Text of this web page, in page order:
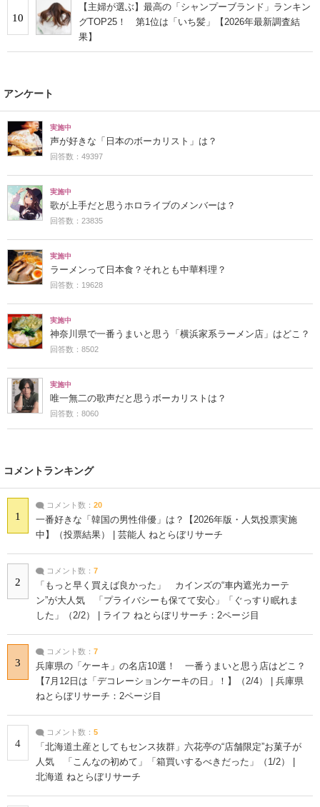
10
【主婦が選ぶ】最高の「シャンプーブランド」ランキン
グTOP25！ 第1位は「いち髪」【2026年最新調査結
果】
アンケート
実施中
声が好きな「日本のボーカリスト」は？
回答数：49397
実施中
歌が上手だと思うホロライブのメンバーは？
回答数：23835
実施中
ラーメンって日本食？それとも中華料理？
回答数：19628
実施中
神奈川県で一番うまいと思う「横浜家系ラーメン店」はどこ？
回答数：8502
実施中
唯一無二の歌声だと思うボーカリストは？
回答数：8060
コメントランキング
1
コメント数： 20
一番好きな「韓国の男性俳優」は？【2026年版・人気投票実施
中】（投票結果） | 芸能人 ねとらぼリサーチ
2
コメント数： 7
「もっと早く買えば良かった」 カインズの“車内遮光カーテ
ン”が大人気 「プライバシーも保てて安心」「ぐっすり眠れま
した」（2/2） | ライフ ねとらぼリサーチ：2ページ目
3
コメント数： 7
兵庫県の「ケーキ」の名店10選！ 一番うまいと思う店はどこ？
【7月12日は「デコレーションケーキの日」！】（2/4） | 兵庫県
ねとらぼリサーチ：2ページ目
4
コメント数： 5
「北海道土産としてもセンス抜群」六花亭の“店舗限定”お菓子が
人気 「こんなの初めて」「箱買いするべきだった」（1/2） |
北海道 ねとらぼリサーチ